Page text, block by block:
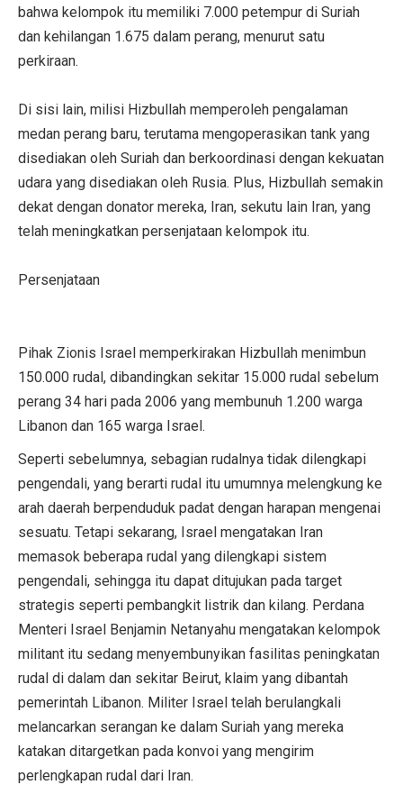
bahwa kelompok itu memiliki 7.000 petempur di Suriah
dan kehilangan 1.675 dalam perang, menurut satu
perkiraan.
Di sisi lain, milisi Hizbullah memperoleh pengalaman
medan perang baru, terutama mengoperasikan tank yang
disediakan oleh Suriah dan berkoordinasi dengan kekuatan
udara yang disediakan oleh Rusia. Plus, Hizbullah semakin
dekat dengan donator mereka, Iran, sekutu lain Iran, yang
telah meningkatkan persenjataan kelompok itu.
Persenjataan
Pihak Zionis Israel memperkirakan Hizbullah menimbun
150.000 rudal, dibandingkan sekitar 15.000 rudal sebelum
perang 34 hari pada 2006 yang membunuh 1.200 warga
Libanon dan 165 warga Israel.
Seperti sebelumnya, sebagian rudalnya tidak dilengkapi
pengendali, yang berarti rudal itu umumnya melengkung ke
arah daerah berpenduduk padat dengan harapan mengenai
sesuatu. Tetapi sekarang, Israel mengatakan Iran
memasok beberapa rudal yang dilengkapi sistem
pengendali, sehingga itu dapat ditujukan pada target
strategis seperti pembangkit listrik dan kilang. Perdana
Menteri Israel Benjamin Netanyahu mengatakan kelompok
militant itu sedang menyembunyikan fasilitas peningkatan
rudal di dalam dan sekitar Beirut, klaim yang dibantah
pemerintah Libanon. Militer Israel telah berulangkali
melancarkan serangan ke dalam Suriah yang mereka
katakan ditargetkan pada konvoi yang mengirim
perlengkapan rudal dari Iran.